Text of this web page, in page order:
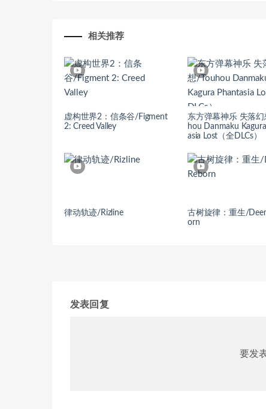
相关推荐
虚构世界2：信条谷/Figment
2: Creed Valley
东方弹幕神乐 失落幻
hou Danmaku
asia Lost（全DLCs）
律动轨迹/Rizline
古树旋律：重生/
orn
发表回复
要发